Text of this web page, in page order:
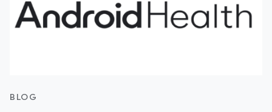
BLOG